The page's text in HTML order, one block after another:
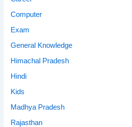
Computer
Exam
General Knowledge
Himachal Pradesh
Hindi
Kids
Madhya Pradesh
Rajasthan